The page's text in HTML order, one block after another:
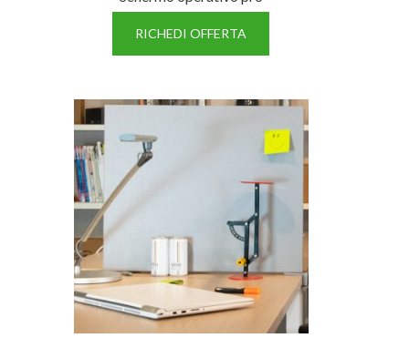
RICHEDI OFFERTA